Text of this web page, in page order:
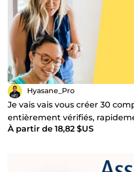
Hyasane_Pro
Je vais vais vous créer 30
entièrement vérifiés,
sécurité
À partir de 18,82 $US